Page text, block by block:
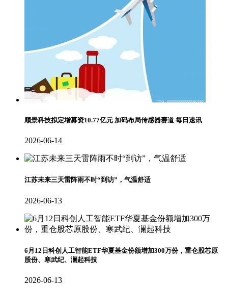
顺景科技拟定增募资10.77亿元 加码布局传感器赛道 每日速讯
2026-06-14
江苏未来三天雷阵雨不时“到访”，气温舒适
2026-06-13
6月12日科创人工智能ETF华夏基金份额增加300万份，重仓股芯原
股份、寒武纪、澜起科技
2026-06-13